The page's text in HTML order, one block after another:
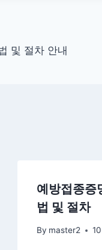
및 절차 안내
예방접종증
법 및 절차
By master2